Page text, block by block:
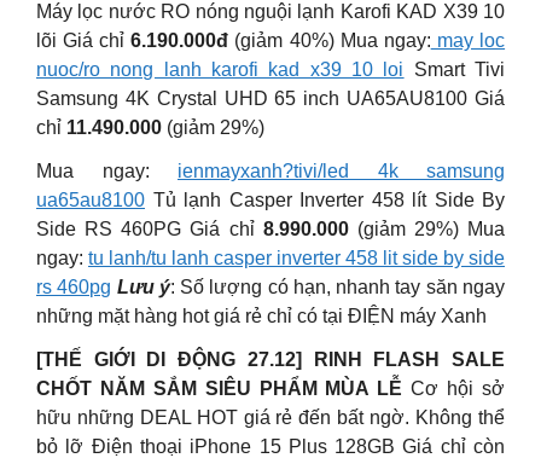
Máy lọc nước RO nóng nguội lạnh Karofi KAD X39 10
lõi Giá chỉ 6.190.000đ (giảm 40%) Mua ngay: may loc
nuoc/ro nong lanh karofi kad x39 10 loi Smart Tivi
Samsung 4K Crystal UHD 65 inch UA65AU8100 Giá
chỉ 11.490.000 (giảm 29%)
Mua ngay: ienmayxanh?tivi/led 4k samsung
ua65au8100 Tủ lạnh Casper Inverter 458 lít Side By
Side RS 460PG Giá chỉ 8.990.000(giảm 29%) Mua
ngay: tu lanh/tu lanh casper inverter 458 lit side by side
rs 460pg Lưu ý: Số lượng có hạn, nhanh tay săn ngay
những mặt hàng hot giá rẻ chỉ có tại ĐIỆN máy Xanh
[THẾ GIỚI DI ĐỘNG 27.12] RINH FLASH SALE
CHỐT NĂM SẮM SIÊU PHẨM MÙA LỄ Cơ hội sở
hữu những DEAL HOT giá rẻ đến bất ngờ. Không thể
bỏ lỡ Điện thoại iPhone 15 Plus 128GB Giá chỉ còn